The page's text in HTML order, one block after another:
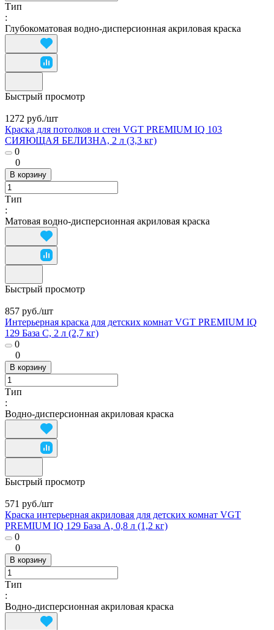
Тип
:
Глубокоматовая водно-дисперсионная акриловая краска
Быстрый просмотр
1272 руб./шт
Краска для потолков и стен VGT PREMIUM IQ 103
СИЯЮЩАЯ БЕЛИЗНА, 2 л (3,3 кг)
0
0
В корзину
Тип
:
Матовая водно-дисперсионная акриловая краска
Быстрый просмотр
857 руб./шт
Интерьерная краска для детских комнат VGT PREMIUM IQ
129 База С, 2 л (2,7 кг)
0
0
В корзину
Тип
:
Водно-дисперсионная акриловая краска
Быстрый просмотр
571 руб./шт
Краска интерьерная акриловая для детских комнат VGT
PREMIUM IQ 129 База А, 0,8 л (1,2 кг)
0
0
В корзину
Тип
:
Водно-дисперсионная акриловая краска